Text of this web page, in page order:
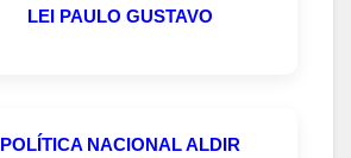
LEI PAULO GUSTAVO
POLÍTICA NACIONAL ALDIR